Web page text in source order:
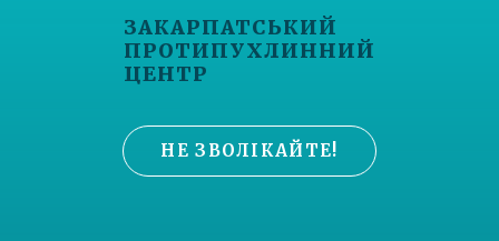
ЗАКАРПАТСЬКИЙ
ПРОТИПУХЛИННИЙ
ЦЕНТР
НЕ ЗВОЛІКАЙТЕ!